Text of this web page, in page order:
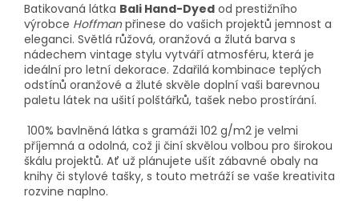
Batikovaná látka Bali Hand-Dyed od prestižního
výrobce Hoffmanpřinese do vašich projektů jemnost a
eleganci. Světlá růžová, oranžová a žlutá barva s
nádechem vintage stylu vytváří atmosféru, která je
ideální pro letní dekorace. Zdařilá kombinace teplých
odstínů oranžové a žluté skvěle doplní vaši barevnou
paletu látek na ušití polštářků, tašek nebo prostírání.
100% bavlněná látka s gramáži 102 g/m2 je velmi
příjemná a odolná, což ji činí skvělou volbou pro širokou
škálu projektů. Ať už plánujete ušít zábavné obaly na
knihy či stylové tašky, s touto metráží se vaše kreativita
rozvine naplno.